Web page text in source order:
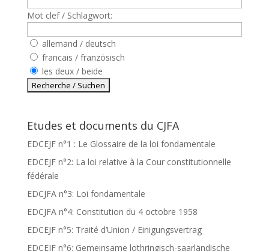
Mot clef / Schlagwort:
allemand / deutsch
francais / französisch
les deux / beide
Etudes et documents du CJFA
EDCEJF n°1 : Le Glossaire de la loi fondamentale
EDCEJF n°2: La loi relative à la Cour constitutionnelle
fédérale
EDCJFA n°3: Loi fondamentale
EDCJFA n°4: Constitution du 4 octobre 1958
EDCEJF n°5: Traité d’Union / Einigungsvertrag
EDCEJF n°6: Gemeinsame lothringisch-saarländische